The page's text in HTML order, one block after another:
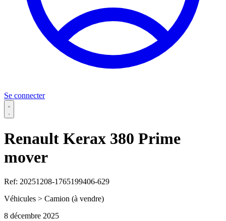
Se connecter
Renault Kerax 380 Prime
mover
Ref: 20251208-1765199406-629
Véhicules > Camion (à vendre)
8 décembre 2025